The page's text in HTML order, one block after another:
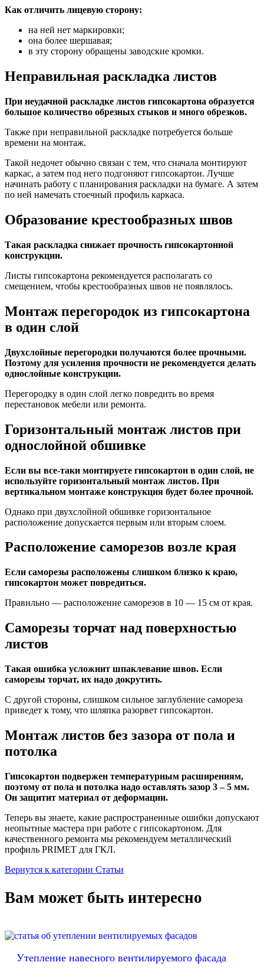
Как отличить лицевую сторону:
на ней нет маркировки;
она более шершавая;
в эту сторону обращены заводские кромки.
Неправильная раскладка листов
При неудачной раскладке листов гипсокартона образуется
большое количество обрезных стыков и много обрезков.
Также при неправильной раскладке потребуется больше
времени на монтаж.
Такой недочет обычно связан с тем, что сначала монтируют
каркас, а затем под него подгоняют гипсокартон. Лучше
начинать работу с планирования раскладки на бумаге. А затем
по ней намечать стоечный профиль каркаса.
Образование крестообразных швов
Такая раскладка снижает прочность гипсокартонной
конструкции.
Листы гипсокартона рекомендуется располагать со
смещением, чтобы крестообразных швов не появлялось.
Монтаж перегородок из гипсокартона
в один слой
Двухслойные перегородки получаются более прочными.
Поэтому для усиления прочности не рекомендуется делать
однослойные конструкции.
Перегородку в один слой легко повредить во время
перестановок мебели или ремонта.
Горизонтальный монтаж листов при
однослойной обшивке
Если вы все-таки монтируете гипсокартон в один слой, не
используйте горизонтальный монтаж листов. При
вертикальном монтаже конструкция будет более прочной.
Однако при двухслойной обшивке горизонтальное
расположение допускается первым или вторым слоем.
Расположение саморезов возле края
Если саморезы расположены слишком близко к краю,
гипсокартон может повредиться.
Правильно — расположение саморезов в 10 — 15 см от края.
Саморезы торчат над поверхностью
листов
Такая ошибка усложнит шпаклевание швов. Если
саморезы торчат, их надо докрутить.
С другой стороны, слишком сильное заглубление самореза
приведет к тому, что шляпка разорвет гипсокартон.
Монтаж листов без зазора от пола и
потолка
Гипсокартон подвержен температурным расширениям,
поэтому от пола и потолка надо оставлять зазор 3 – 5 мм.
Он защитит материал от деформации.
Теперь вы знаете, какие распространенные ошибки допускают
неопытные мастера при работе с гипсокартоном. Для
качественного ремонта мы рекомендуем металлический
профиль PRIMET для ГКЛ.
Вернутся к категории Статьи
Вам может быть интересно
Утепление навесного вентилируемого фасада